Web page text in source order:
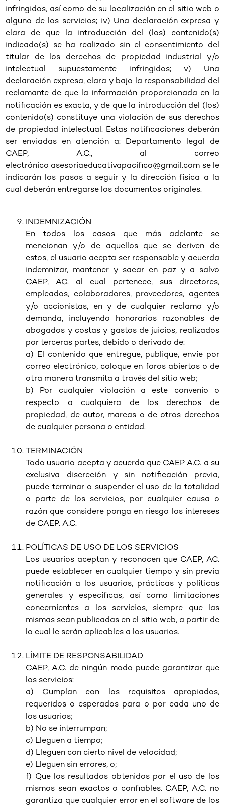
infringidos, así como de su localización en el sitio web o
alguno de los servicios; iv) Una declaración expresa y
clara de que la introducción del (los) contenido(s)
indicado(s) se ha realizado sin el consentimiento del
titular de los derechos de propiedad industrial y/o
intelectual supuestamente infringidos; v) Una
declaración expresa, clara y bajo la responsabilidad del
reclamante de que la información proporcionada en la
notificación es exacta, y de que la introducción del (los)
contenido(s) constituye una violación de sus derechos
de propiedad intelectual. Estas notificaciones deberán
ser enviadas en atención a: Departamento legal de
CAEP, A.C., al correo
electrónico asesoriaeducativapacifico@gmail.com se le
indicarán los pasos a seguir y la dirección física a la
cual deberán entregarse los documentos originales.
INDEMNIZACIÓN
En todos los casos que más adelante se
mencionan y/o de aquellos que se deriven de
estos, el usuario acepta ser responsable y acuerda
indemnizar, mantener y sacar en paz y a salvo
CAEP, AC. al cual pertenece, sus directores,
empleados, colaboradores, proveedores, agentes
y/o accionistas, en y de cualquier reclamo y/o
demanda, incluyendo honorarios razonables de
abogados y costas y gastos de juicios, realizados
por terceras partes, debido o derivado de:
a) El contenido que entregue, publique, envíe por
correo electrónico, coloque en foros abiertos o de
otra manera transmita a través del sitio web;
b) Por cualquier violación a este convenio o
respecto a cualquiera de los derechos de
propiedad, de autor, marcas o de otros derechos
de cualquier persona o entidad.
TERMINACIÓN
Todo usuario acepta y acuerda que CAEP A.C. a su
exclusiva discreción y sin notificación previa,
puede terminar o suspender el uso de la totalidad
o parte de los servicios, por cualquier causa o
razón que considere ponga en riesgo los intereses
de CAEP. A.C.
POLÍTICAS DE USO DE LOS SERVICIOS
Los usuarios aceptan y reconocen que CAEP, AC.
puede establecer en cualquier tiempo y sin previa
notificación a los usuarios, prácticas y políticas
generales y específicas, así como limitaciones
concernientes a los servicios, siempre que las
mismas sean publicadas en el sitio web, a partir de
lo cual le serán aplicables a los usuarios.
LÍMITE DE RESPONSABILIDAD
CAEP, A.C. de ningún modo puede garantizar que
los servicios:
a) Cumplan con los requisitos apropiados,
requeridos o esperados para o por cada uno de
los usuarios;
b) No se interrumpan;
c) Lleguen a tiempo;
d) Lleguen con cierto nivel de velocidad;
e) Lleguen sin errores, o;
f) Que los resultados obtenidos por el uso de los
mismos sean exactos o confiables. CAEP, A.C. no
garantiza que cualquier error en el software de los